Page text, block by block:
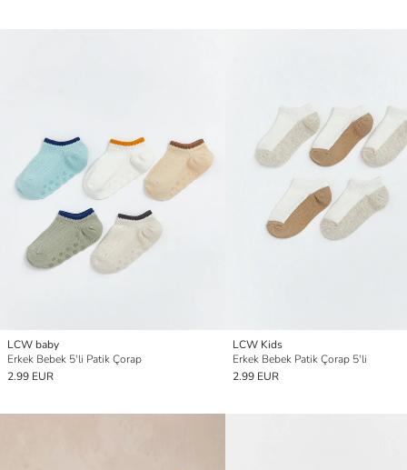
LCW baby
Erkek Bebek 5'li Patik Çorap
2.99 EUR
LCW Kids
Erkek Bebek Patik Çorap 5'li
2.99 EUR